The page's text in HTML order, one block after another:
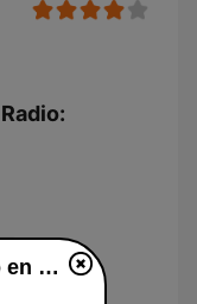
Veronica Rock Radio en vivo